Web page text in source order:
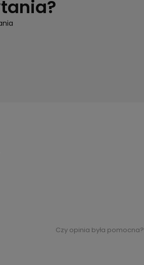
Czy opinia była pomocna?